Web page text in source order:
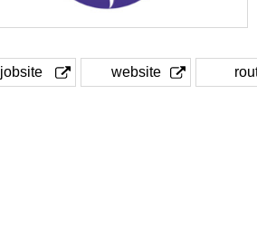
jobsite website